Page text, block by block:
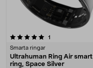
1
Smarta ringar
Ultrahuman Ring Air smart
ring, Space Silver
0.0 av 5 stjärnor